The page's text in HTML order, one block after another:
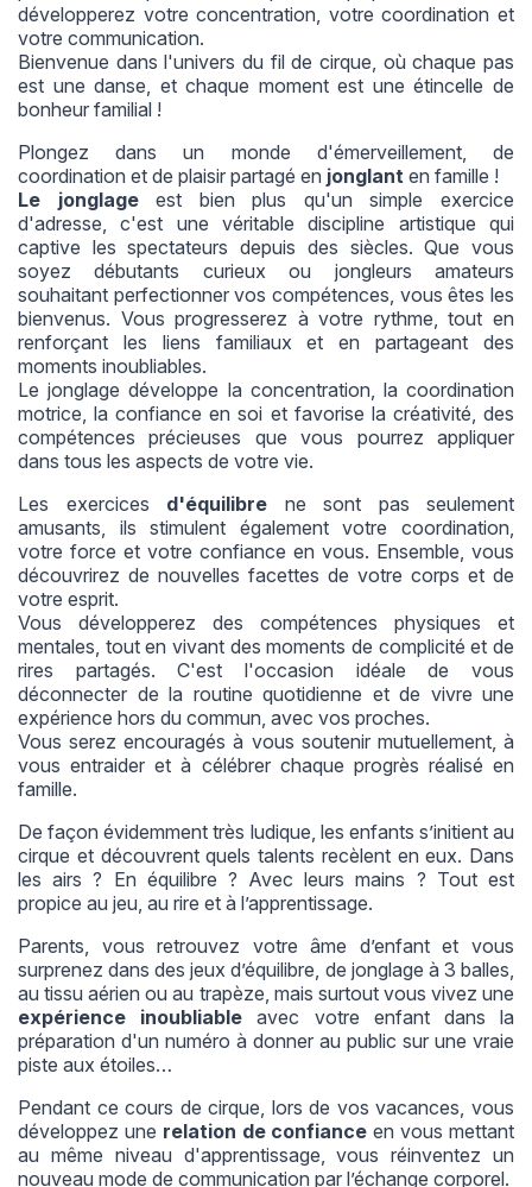
développerez votre concentration, votre coordination et
votre communication.
Bienvenue dans l'univers du fil de cirque, où chaque pas
est une danse, et chaque moment est une étincelle de
bonheur familial !
Plongez dans un monde d'émerveillement, de
coordination et de plaisir partagé en jonglant en famille !
Le jonglageest bien plus qu'un simple exercice
d'adresse, c'est une véritable discipline artistique qui
captive les spectateurs depuis des siècles. Que vous
soyez débutants curieux ou jongleurs amateurs
souhaitant perfectionner vos compétences, vous êtes les
bienvenus. Vous progresserez à votre rythme, tout en
renforçant les liens familiaux et en partageant des
moments inoubliables.
Le jonglage développe la concentration, la coordination
motrice, la confiance en soi et favorise la créativité, des
compétences précieuses que vous pourrez appliquer
dans tous les aspects de votre vie.
Les exercices d'équilibre ne sont pas seulement
amusants, ils stimulent également votre coordination,
votre force et votre confiance en vous. Ensemble, vous
découvrirez de nouvelles facettes de votre corps et de
votre esprit.
Vous développerez des compétences physiques et
mentales, tout en vivant des moments de complicité et de
rires partagés. C'est l'occasion idéale de vous
déconnecter de la routine quotidienne et de vivre une
expérience hors du commun, avec vos proches.
Vous serez encouragés à vous soutenir mutuellement, à
vous entraider et à célébrer chaque progrès réalisé en
famille.
De façon évidemment très ludique, les enfants s’initient au
cirque et découvrent quels talents recèlent en eux. Dans
les airs ? En équilibre ? Avec leurs mains ? Tout est
propice au jeu, au rire et à l’apprentissage.
Parents, vous retrouvez votre âme d’enfant et vous
surprenez dans des jeux d’équilibre, de jonglage à 3 balles,
au tissu aérien ou au trapèze, mais surtout vous vivez une
expérience inoubliable avec votre enfant dans la
préparation d'un numéro à donner au public sur une vraie
piste aux étoiles…
Pendant ce cours de cirque, lors de vos vacances, vous
développez une relation de confiance en vous mettant
au même niveau d'apprentissage, vous réinventez un
nouveau mode de communication par l’échange corporel.